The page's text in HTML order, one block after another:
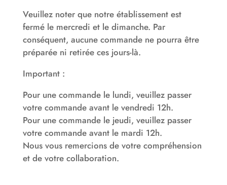
Veuillez noter que notre établissement est
fermé le mercredi et le dimanche. Par
conséquent, aucune commande ne pourra être
préparée ni retirée ces jours-là.
Important :
Pour une commande le lundi, veuillez passer
votre commande avant le vendredi 12h.
Pour une commande le jeudi, veuillez passer
votre commande avant le mardi 12h.
Nous vous remercions de votre compréhension
et de votre collaboration.